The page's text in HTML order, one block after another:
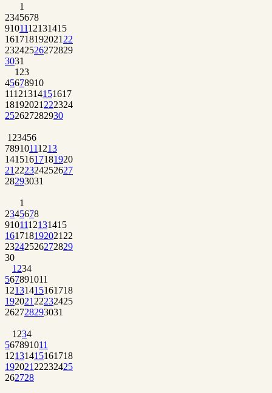
1
2345678
9101112131415
161718192021 22
23242526272829
3031
1 23
45678910
11121314151617
18192021 222324
252627282930
1 23456
78910111213
14151617181920
21 222324252627
28293031
1
2345678
9101112131415
161718192021 22
23242526272829
30
1 234
567891011
12131415161718
192021 22232425
262728293031
1 234
567891011
12131415161718
192021 22232425
262728